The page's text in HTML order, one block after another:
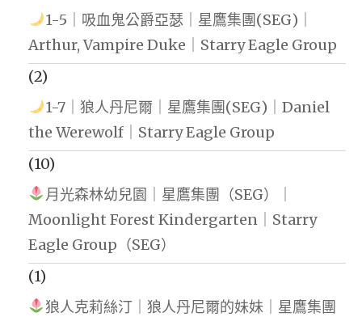
1-5｜吸血鬼公爵亞瑟｜星鷹集團(SEG)｜
Arthur, Vampire Duke｜Starry Eagle Group
(2)
1-7｜狼人丹尼爾｜星鷹集團(SEG)｜Daniel
the Werewolf｜Starry Eagle Group
(10)
月光森林幼兒園｜星鷹集團（SEG）｜
Moonlight Forest Kindergarten｜Starry
Eagle Group（SEG）
(1)
狼人克莉絲汀｜狼人丹尼爾的妹妹｜星鷹集團